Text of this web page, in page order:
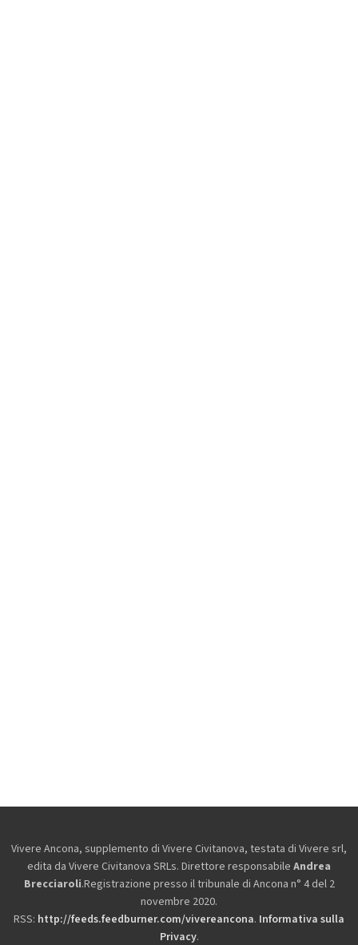
Vivere Ancona, supplemento di Vivere Civitanova, testata di Vivere srl,
edita da Vivere Civitanova SRLs. Direttore responsabile Andrea
Brecciaroli.Registrazione presso il tribunale di Ancona n° 4 del 2
novembre 2020.
RSS: http://feeds.feedburner.com/vivereancona. Informativa sulla
Privacy.